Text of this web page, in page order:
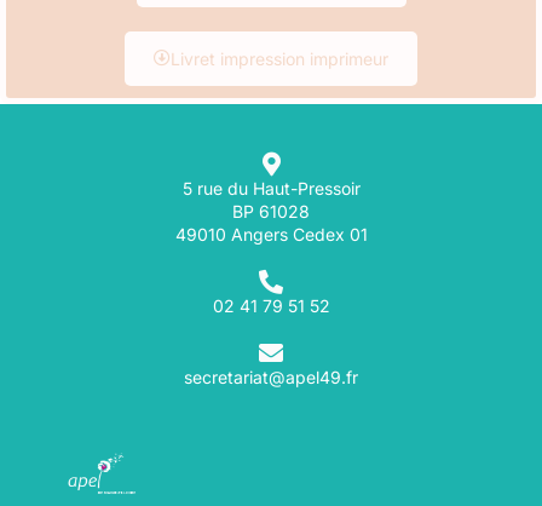
Livret impression imprimeur
5 rue du Haut-Pressoir
BP 61028
49010 Angers Cedex 01
02 41 79 51 52
secretariat@apel49.fr